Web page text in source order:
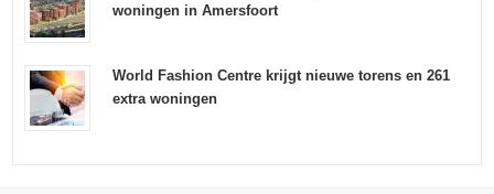
woningen in Amersfoort
World Fashion Centre krijgt nieuwe torens en 261
extra woningen